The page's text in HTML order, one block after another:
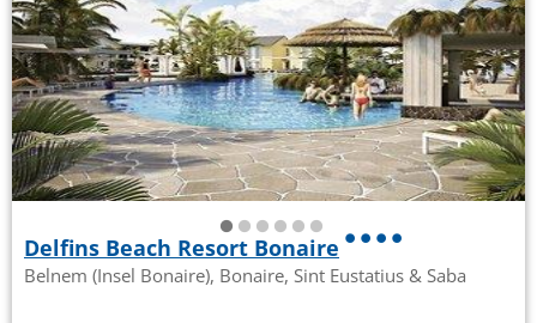
Delfins Beach Resort Bonaire
Belnem (Insel Bonaire), Bonaire, Sint Eustatius & Saba